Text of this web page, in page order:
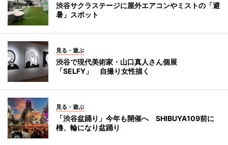
渋谷サクラステージに屋外エアコンやミストの「避
暑」スポット
見る・遊ぶ
渋谷で現代美術家・山口真人さん個展
「SELFY」 自撮り女性描く
見る・遊ぶ
「渋谷盆踊り」今年も開催へ SHIBUYA109前に
櫓、輪になり盆踊り